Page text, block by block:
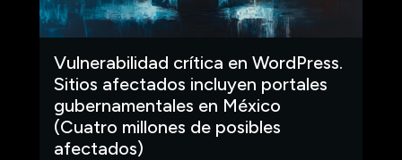
Vulnerabilidad crítica en WordPress.
Sitios afectados incluyen portales
gubernamentales en México
(Cuatro millones de posibles
afectados)